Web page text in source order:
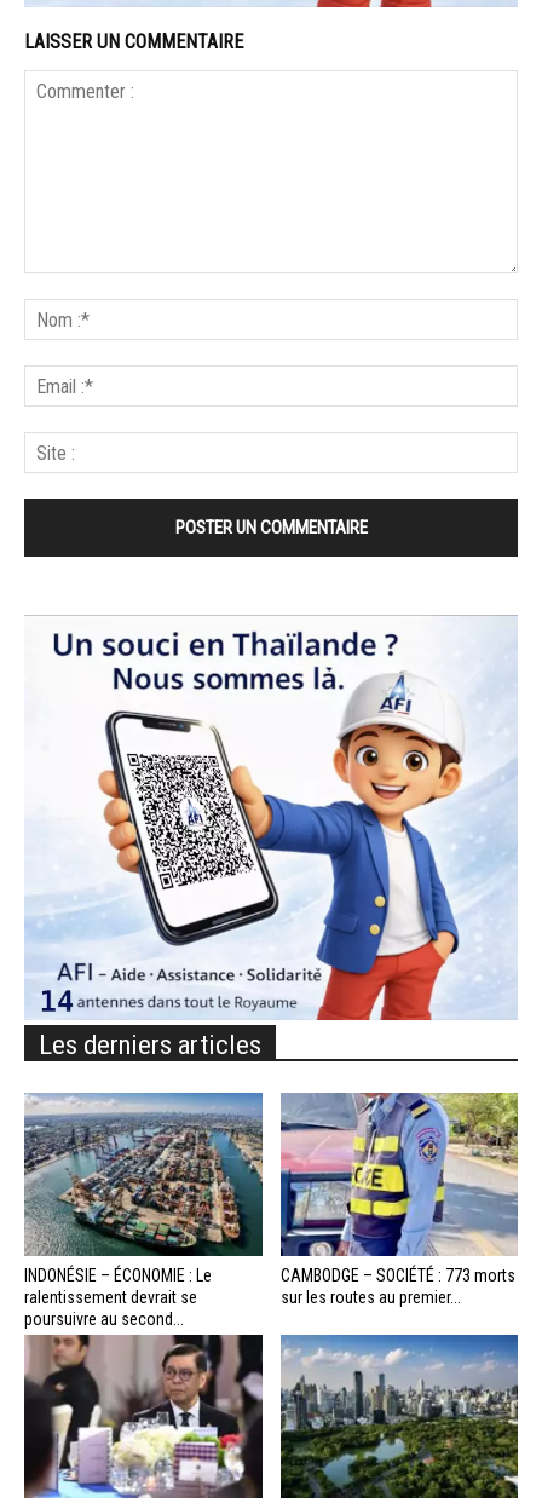
LAISSER UN COMMENTAIRE
Les derniers articles
INDONÉSIE – ÉCONOMIE : Le
ralentissement devrait se
poursuivre au second...
CAMBODGE – SOCIÉTÉ : 773 morts
sur les routes au premier...